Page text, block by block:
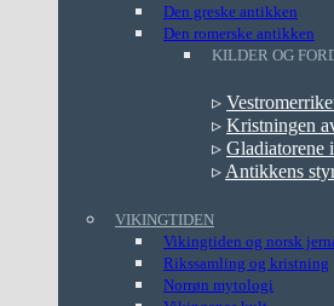
Den greske antikken
Den romerske antikken
KILDER OG
▹
▹ Kristningen
▹ Gladiatorene
▹ Antikkens
VIKINGTIDEN
Vikingtiden og norsk
Rikssamling og kristning
Norrøn mytologi